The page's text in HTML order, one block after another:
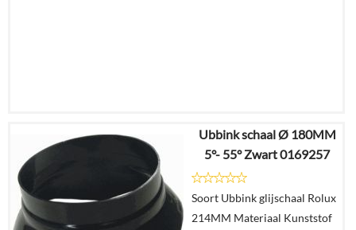
€14,04
€8,21
Details
Ubbink schaal Ø 180MM
5°- 55° Zwart 0169257
Soort Ubbink glijschaal Rolux
214MM Materiaal Kunststof